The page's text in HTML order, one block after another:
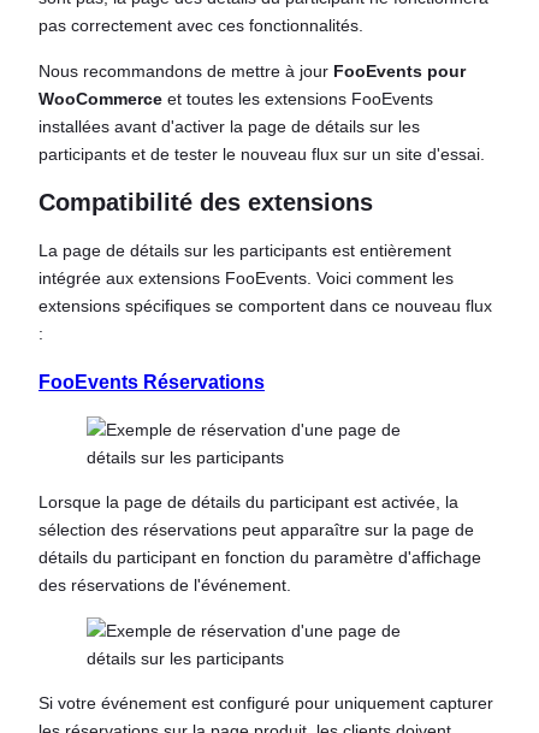
pas correctement avec ces fonctionnalités.
Nous recommandons de mettre à jour FooEvents pour
WooCommerce et toutes les extensions FooEvents
installées avant d'activer la page de détails sur les
participants et de tester le nouveau flux sur un site d'essai.
Compatibilité des extensions
La page de détails sur les participants est entièrement
intégrée aux extensions FooEvents. Voici comment les
extensions spécifiques se comportent dans ce nouveau flux
:
FooEvents Réservations
Lorsque la page de détails du participant est activée, la
sélection des réservations peut apparaître sur la page de
détails du participant en fonction du paramètre d'affichage
des réservations de l'événement.
Si votre événement est configuré pour uniquement capturer